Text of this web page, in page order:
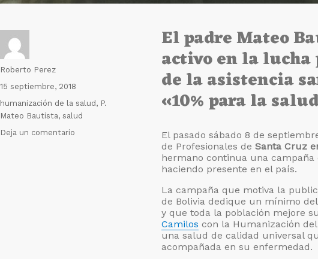
El padre Mateo
activo en la
de la asistencia
«10% para la
El pasado sábado 8 de
de Profesionales de Santa Cruz
hermano continua una
haciendo presente en el país.
La campaña que motiva la
de Bolivia dedique un mínimo
y que toda la población mejore
Camilos con la Humanización
una salud de calidad universal
acompañada en su enfermedad.
Autor
Roberto Perez
Publicado
el
15 septiembre, 2018
Etiquetas
humanización de la salud, P.
Mateo Bautista, salud
Deja un comentario